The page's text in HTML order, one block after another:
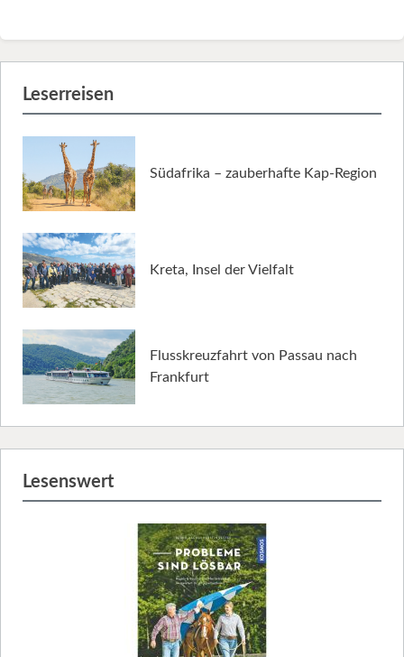
Leserreisen
Südafrika – zauberhafte Kap-Region
Kreta, Insel der Vielfalt
Flusskreuzfahrt von Passau nach
Frankfurt
Lesenswert